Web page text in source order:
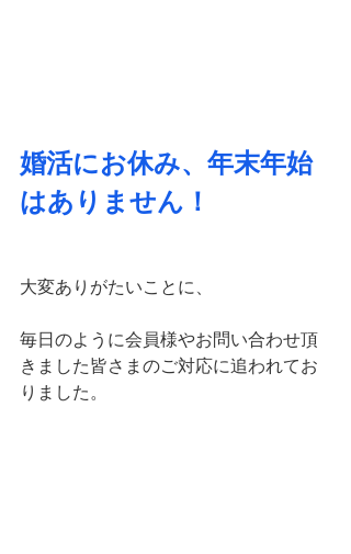
婚活にお休み、年末年始
はありません！
大変ありがたいことに、
毎日のように会員様やお問い合わせ頂
きました皆さまのご対応に追われてお
りました。